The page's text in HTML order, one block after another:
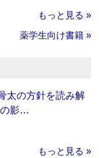
もっと見る »
薬学生向け書籍 »
太の方針を読み解
の影…
もっと見る »